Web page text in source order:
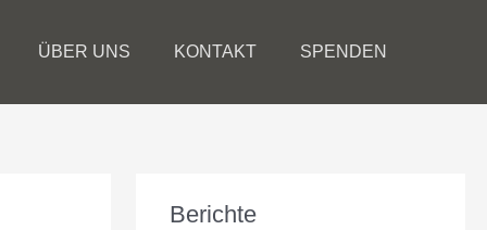
ÜBER UNS KONTAKT SPENDEN
Berichte